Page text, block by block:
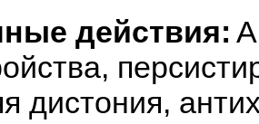
действия:
дистония,